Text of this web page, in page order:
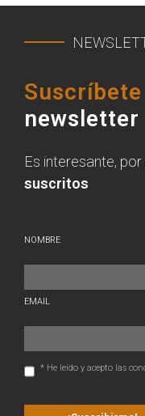
Suscríbete
newsletter
Es interesante,
suscritos
NOMBRE
EMAIL
* He leído y acepto las